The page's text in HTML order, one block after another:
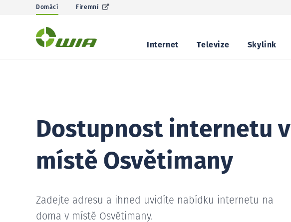
Domácí Firemní
Internet Televize Skylink
Dostupnost internetu v
místě Osvětimany
Zadejte adresu a ihned uvidíte nabídku internetu na
doma v místě Osvětimany.